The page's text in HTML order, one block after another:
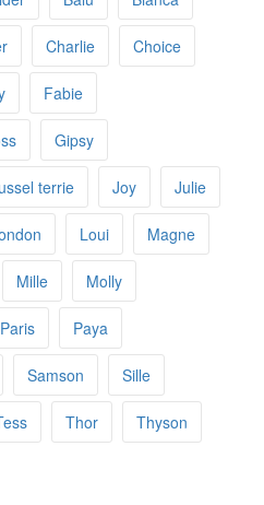
Charlie Choice
Fabie
Gipsy
terrie Joy Julie
Loui Magne
Mille Molly
Paris Paya
Samson Sille
Thor Thyson